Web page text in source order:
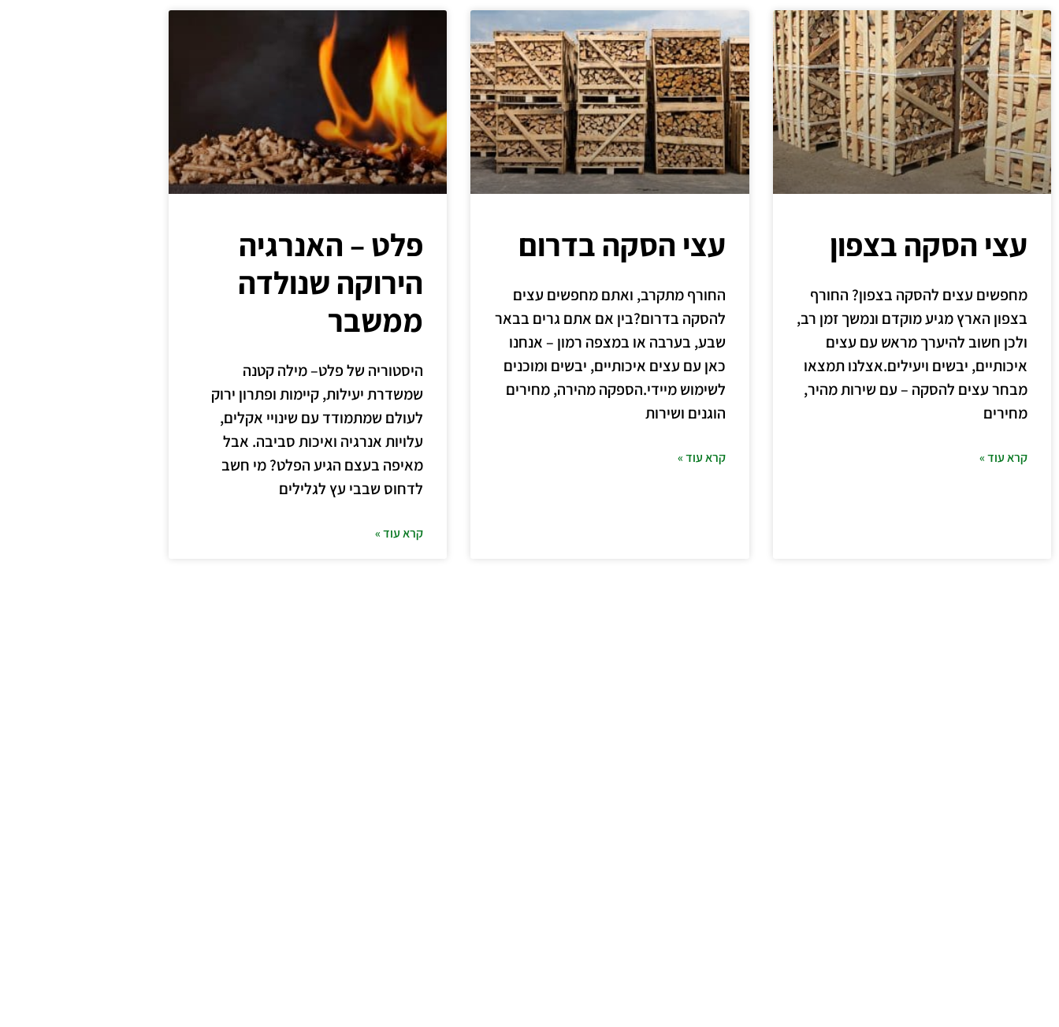
עצי הסקה בצפון
מחפשים עצים להסקה בצפון? החורף
בצפון הארץ מגיע מוקדם ונמשך זמן רב,
ולכן חשוב להיערך מראש עם עצים
איכותיים, יבשים ויעילים.אצלנו תמצאו
מבחר עצים להסקה – עם שירות מהיר,
מחירים
קרא עוד »
עצי הסקה בדרום
החורף מתקרב, ואתם מחפשים עצים
להסקה בדרום?בין אם אתם גרים בבאר
שבע, בערבה או במצפה רמון – אנחנו
כאן עם עצים איכותיים, יבשים ומוכנים
לשימוש מיידי.הספקה מהירה, מחירים
הוגנים ושירות
קרא עוד »
פלט – האנרגיה
הירוקה שנולדה
ממשבר
היסטוריה של פלט– מילה קטנה
שמשדרת יעילות, קיימות ופתרון ירוק
לעולם שמתמודד עם שינויי אקלים,
עלויות אנרגיה ואיכות סביבה. אבל
מאיפה בעצם הגיע הפלט? מי חשב
לדחוס שבבי עץ לגלילים
קרא עוד »